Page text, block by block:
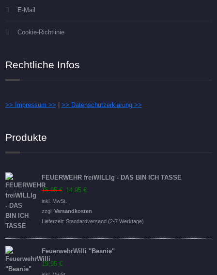
E-Mail
Cookie-Richtlinie
Rechtliche Infos
>> Impressum >> >> Datenschutzerklärung >>
Produkte
FEUERWEHR freiWILLIg - DAS BIN ICH TASSE
16,95€ Ursprünglicher
Preis
war:
16,95 €
14,95 €
ist:
14,95 €.
inkl. MwSt.
zzgl. Versandkosten
Lieferzeit: Standardversand (2-7 Werktage)
FeuerwehrWilli "Beanie"
19,95 €